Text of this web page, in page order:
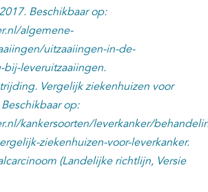
Beschikbaar op:
algemene-
uitzaaiingen-in-de-
leveruitzaaiingen.
Vergelijk ziekenhuizen voor
op:
kankersoorten/leverkanker/
ziekenhuizen-voor-leverkanker.
(Landelijke richtlijn, Versie